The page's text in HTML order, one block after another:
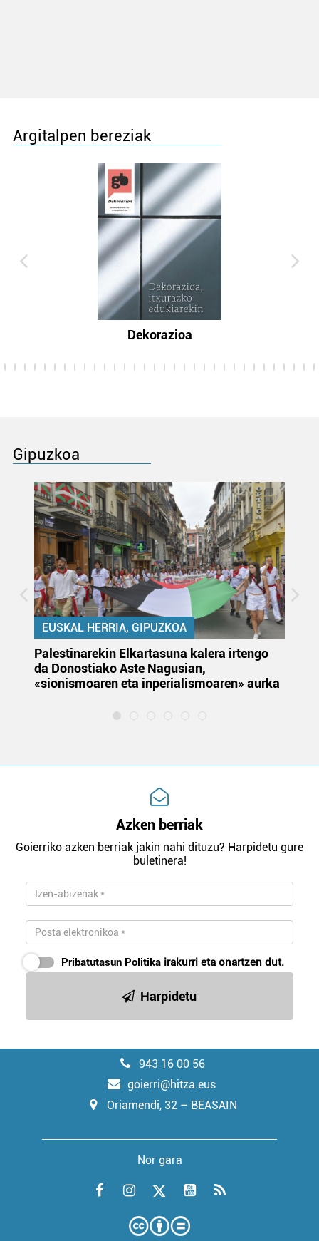
Argitalpen bereziak
Dekorazioa
Gipuzkoa
EUSKAL HERRIA, GIPUZKOA
Palestinarekin Elkartasuna kalera irtengo
da Donostiako Aste Nagusian,
«sionismoaren eta inperialismoaren» aurka
Azken berriak
Goierriko azken berriak jakin nahi dituzu? Harpidetu gure
buletinera!
Pribatutasun Politika irakurri eta onartzen dut.
Harpidetu
943 16 00 56
goierri@hitza.eus
Oriamendi, 32 – BEASAIN
Nor gara